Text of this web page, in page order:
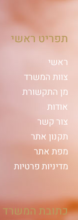
תפריט ראשי
ראשי
צוות המשרד
מן התקשורת
אודות
צור קשר
תקנון אתר
מפת אתר
מדיניות פרטיות
כתובת המשרד